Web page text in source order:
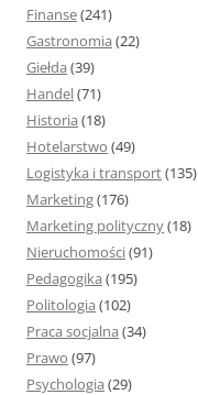
Finanse(241)
Gastronomia (22)
Giełda (39)
Handel(71)
Historia (18)
Hotelarstwo (49)
Logistyka i transport(135)
Marketing(176)
Marketing polityczny(18)
Nieruchomości(91)
Pedagogika (195)
Politologia (102)
Praca socjalna (34)
Prawo (97)
Psychologia (29)